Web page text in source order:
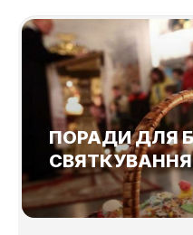
ПОРАДИ ДЛЯ
СВЯТКУВАННЯ